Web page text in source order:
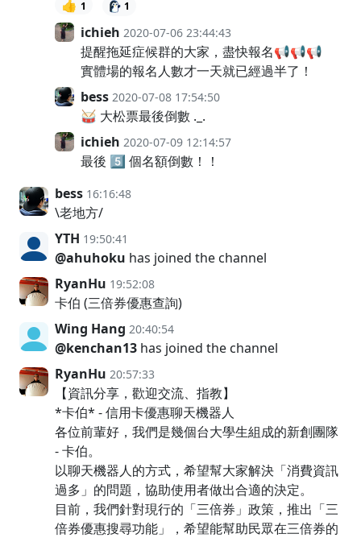
👍 1 1
ichieh 2020-07-06 23:44:43
提醒拖延症候群的大家，盡快報名📢📢📢
實體場的報名人數才一天就已經過半了！
bess 2020-07-08 17:54:50
🥁 大松票最後倒數 ._.
ichieh 2020-07-09 12:14:57
最後 5️⃣ 個名額倒數！！
bess 16:16:48
\老地方/
YTH 19:50:41
@ahuhoku has joined the channel
RyanHu 19:52:08
卡伯 (三倍券優惠查詢)
Wing Hang 20:40:54
@kenchan13 has joined the channel
RyanHu 20:57:33
【資訊分享，歡迎交流、指教】
*卡伯* - 信用卡優惠聊天機器人
各位前輩好，我們是幾個台大學生組成的新創團隊
- 卡伯。
以聊天機器人的方式，希望幫大家解決「消費資訊
過多」的問題，協助使用者做出合適的決定。
目前，我們針對現行的「三倍券」政策，推出「三
倍券優惠搜尋功能」，希望能幫助民眾在三倍券的